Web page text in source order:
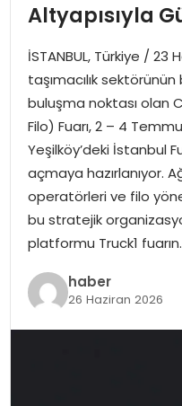
MAGAZIN
SPOR
EĞITIM
OTOMOBIL
TEKNOLOJI
Altyapısıyla
İSTANBUL, Türkiye / 23
taşımacılık
buluşma noktası olan
Filo) Fuarı, 2 – 4
Yeşilköy’deki İstanbul
açmaya hazırlanıyor.
operatörleri ve filo
bu stratejik
platformu Truck1
haber
26 Haziran 2026